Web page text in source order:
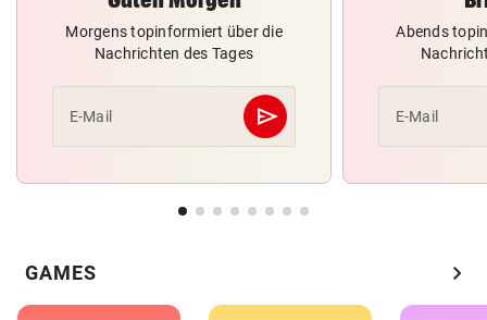
Morgens topinformiert über die
Nachrichten des Tages
E-Mail send
Abschicken
Abends
E-Mail
GAMES chevron_right